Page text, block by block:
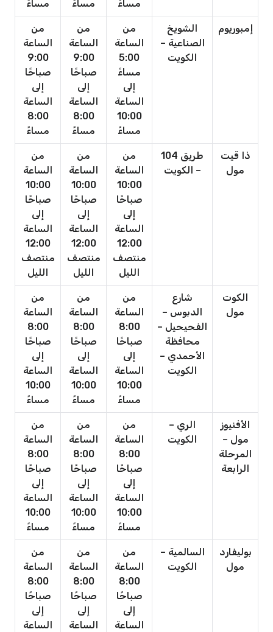
مساءً مساءً مساءً
إمبوريوم
الشويخ
الصناعية –
الكويت
من
الساعة
5:00
مساءً
إلى
الساعة
10:00
مساءً
من
الساعة
9:00
صباحًا
إلى
الساعة
8:00
مساءً
من
الساعة
9:00
صباحًا
إلى
الساعة
8:00
مساءً
ذا قيت
مول
طريق 104
– الكويت
من
الساعة
10:00
صباحًا
إلى
الساعة
12:00
منتصف
الليل
من
الساعة
10:00
صباحًا
إلى
الساعة
12:00
منتصف
الليل
من
الساعة
10:00
صباحًا
إلى
الساعة
12:00
منتصف
الليل
الكوت
مول
شارع
الدبوس –
الفحيحيل –
محافظة
الأحمدي –
الكويت
من
الساعة
8:00
صباحًا
إلى
الساعة
10:00
مساءً
من
الساعة
8:00
صباحًا
إلى
الساعة
10:00
مساءً
من
الساعة
8:00
صباحًا
إلى
الساعة
10:00
مساءً
الأفنيوز
مول –
المرحلة
الرابعة
الري –
الكويت
من
الساعة
8:00
صباحًا
إلى
الساعة
10:00
مساءً
من
الساعة
8:00
صباحًا
إلى
الساعة
10:00
مساءً
من
الساعة
8:00
صباحًا
إلى
الساعة
10:00
مساءً
بوليفارد
مول
السالمية –
الكويت
من
الساعة
8:00
صباحًا
إلى
الساعة
من
الساعة
8:00
صباحًا
إلى
الساعة
من
الساعة
8:00
صباحًا
إلى
الساعة